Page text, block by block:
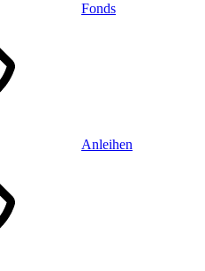
Fonds
Anleihen